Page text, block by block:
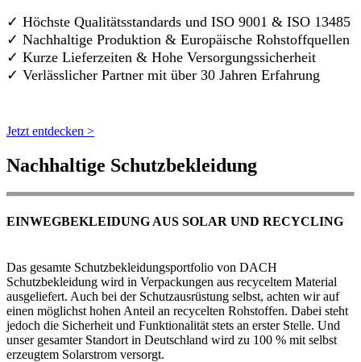
✓ Höchste Qualitätsstandards und ISO 9001 & ISO 13485
✓ Nachhaltige Produktion & Europäische Rohstoffquellen
✓ Kurze Lieferzeiten & Hohe Versorgungssicherheit
✓ Verlässlicher Partner mit über 30 Jahren Erfahrung
Jetzt entdecken >
Nachhaltige Schutzbekleidung
EINWEGBEKLEIDUNG AUS SOLAR UND RECYCLING
Das gesamte Schutzbekleidungsportfolio von DACH
Schutzbekleidung wird in Verpackungen aus recyceltem Material
ausgeliefert. Auch bei der Schutzausrüstung selbst, achten wir auf
einen möglichst hohen Anteil an recycelten Rohstoffen. Dabei steht
jedoch die Sicherheit und Funktionalität stets an erster Stelle. Und
unser gesamter Standort in Deutschland wird zu 100 % mit selbst
erzeugtem Solarstrom versorgt.